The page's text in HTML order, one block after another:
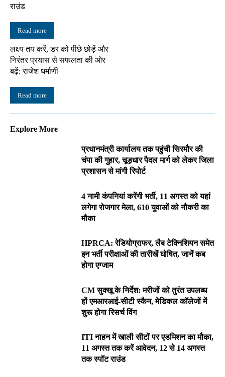
राउंड
Read more
लक्ष्य तय करें, डर को पीछे छोड़ें और
निरंतर प्रयास से सफलता की ओर
बढ़ें: राजेश धर्माणी
Read more
Explore More
प्रधानमंत्री कार्यालय तक पहुंची सिरमौर की
चंपा की गुहार, चूड़धार पैदल मार्ग को लेकर जिला
प्रशासन से मांगी रिपोर्ट
4 नामी कंपनियां करेंगी भर्ती, 11 अगस्त को यहां
लगेगा रोजगार मेला, 610 युवाओं को नौकरी का
मौका
HPRCA: रेडियोग्राफर, लैब टेक्निशियन समेत
इन भर्ती परीक्षाओं की तारीखें घोषित, जानें कब
होगा एग्जाम
CM सुक्खू के निर्देश: मरीजों को तुरंत उपलब्ध
हों एमआरआई-सीटी स्कैन, मेडिकल कॉलेजों में
शुरू होगा रिसर्च विंग
ITI नाहन में खाली सीटों पर एडमिशन का मौका,
11 अगस्त तक करें आवेदन, 12 से 14 अगस्त
तक स्पॉट राउंड